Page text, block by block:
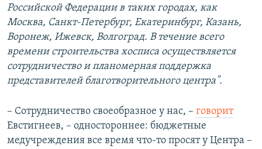
Российской Федерации в таких городах, как
Москва, Санкт-Петербург, Екатеринбург, Казань,
Воронеж, Ижевск, Волгоград. В течение всего
времени строительства хосписа осуществляется
сотрудничество и планомерная поддержка
представителей благотворительного центра".
– Сотрудничество своеобразное у нас, – ​ говорит
Евстигнеев, – ​одностороннее: бюджетные
медучреждения все время что-то просят у Центра ​–